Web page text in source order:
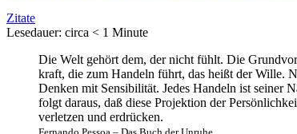
Zitate
Lese­dau­er: cir­ca < 1 Minu­te
Die Welt gehört dem, der nicht fühlt. Die
kraft, die zum Han­deln führt, das heißt der Wil­le.
Den­ken mit Sen­si­bi­li­tät. Jedes Han­deln ist sei­ner
folgt dar­aus, daß die­se Pro­jek­ti­on der
ver­let­zen und erdrücken.